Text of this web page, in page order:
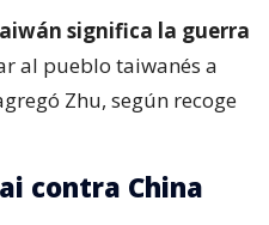
significa la guerra
al pueblo taiwanés a
Zhu, según recoge
contra China